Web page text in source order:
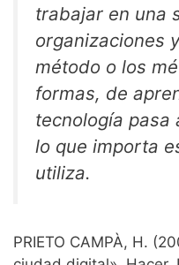
trabajar en una
organizaciones
método o los
formas, de
tecnología pasa
lo que importa
utiliza.
PRIETO CAMPÀ, H.